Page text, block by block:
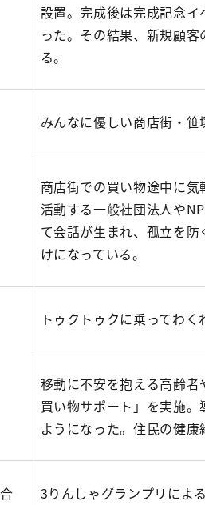
設置。完成後は完成記念
った。その結果、新規顧
る。
みんなに優しい商店街・
商店街での買い物途中に
活動する一般社団法人や
て会話が生まれ、孤立を
けになっている。
トゥクトゥクに乗ってわ
移動に不安を抱える高齢
買い物サポート」を実施
ようになった。住民の健
3りんしゃグランプリによ